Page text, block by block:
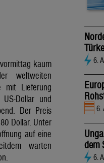
kaum
weltweiten
mit Lieferung
Dollar und
Der Preis
Dollar. Unter
auf eine
warten
6.
6.
dem
6.